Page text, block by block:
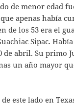
de menor edad
apenas había
de los 53 era el
Sipac.
de abril. Su primo
un año mayor
este lado en